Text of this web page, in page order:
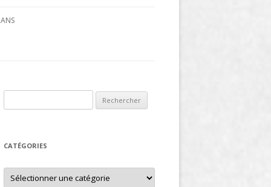
CATÉGORIES
Catégories